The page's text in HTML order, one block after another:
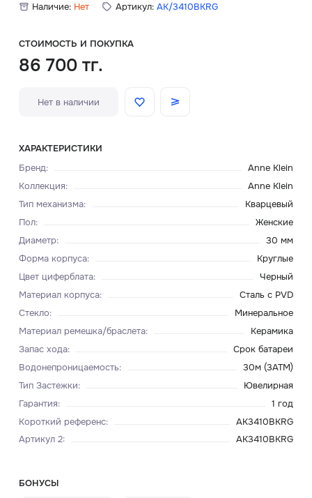
Наличие: Нет Артикул: AK/3410BKRG
СТОИМОСТЬ И ПОКУПКА
86 700 тг.
Нет в наличии
ХАРАКТЕРИСТИКИ
Бренд:
Anne Klein
Коллекция:
Anne Klein
Тип механизма:
Кварцевый
Пол:
Женские
Диаметр:
30 мм
Форма корпуса:
Круглые
Цвет циферблата:
Черный
Материал корпуса:
Сталь с PVD
Стекло:
Минеральное
Материал ремешка/браслета:
Керамика
Запас хода:
Срок батареи
Водонепроницаемость:
30м (3ATM)
Тип Застежки:
Ювелирная
Гарантия:
1 год
Короткий референс:
AK3410BKRG
Артикул 2: AK3410BKRG
БОНУСЫ
Главная
О нас